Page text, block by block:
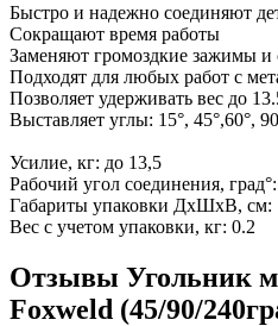
Быстро и надежно соединяют
Сокращают время работы
Заменяют громоздкие зажимы и
Подходят для любых работ с
Позволяет удерживать вес до
Выставляет углы: 15°, 45°,60°,
Усилие, кг: до 13,5
Рабочий угол соединения,
Габариты упаковки ДхШхВ, см:
Вес с учетом упаковки, кг: 0.2
Отзывы Угольник
Foxweld (45/90/